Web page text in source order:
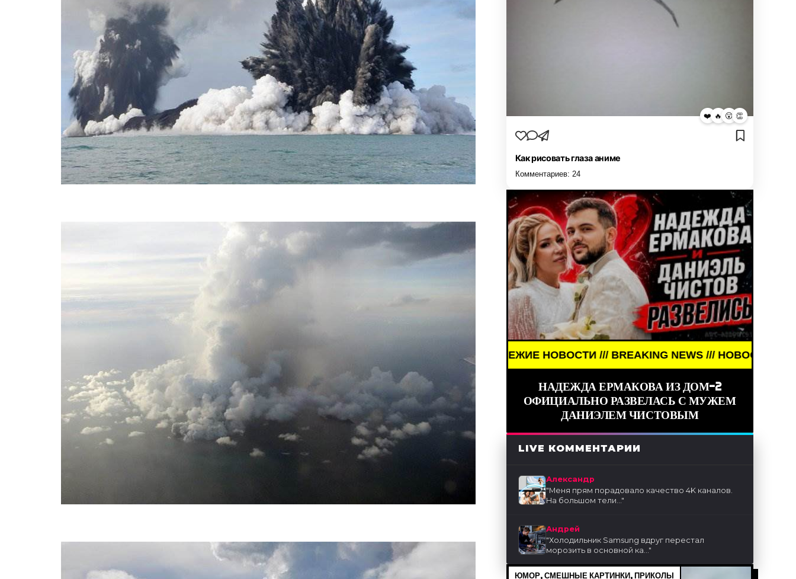
❤️ 🔥 😮 👏
Как рисовать глаза аниме
Комментариев: 24
BREAKING NEWS /// НОВОСТИ (СМИ) /// СВЕЖИЕ НОВОСТИ /// BREAKING NEWS /// НОВОСТИ (СМИ) /// СВЕЖИЕ
НАДЕЖДА ЕРМАКОВА ИЗ ДОМ-2
ОФИЦИАЛЬНО РАЗВЕЛАСЬ С МУЖЕМ
ДАНИЭЛЕМ ЧИСТОВЫМ
LIVE КОММЕНТАРИИ
Александр
"Меня прям порадовало качество 4K каналов.
На большом тели..."
Андрей
"Холодильник Samsung вдруг перестал
морозить в основной ка..."
ЮМОР, СМЕШНЫЕ КАРТИНКИ, ПРИКОЛЫ